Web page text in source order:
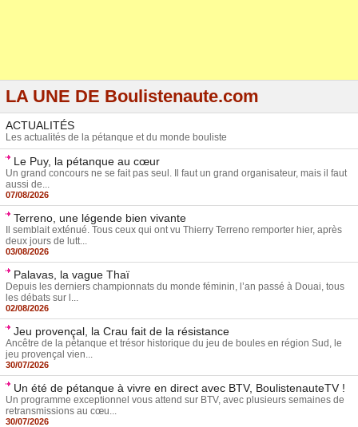
LA UNE DE Boulistenaute.com
ACTUALITÉS
Les actualités de la pétanque et du monde bouliste
Le Puy, la pétanque au cœur
Un grand concours ne se fait pas seul. Il faut un grand organisateur, mais il faut
aussi de...
07/08/2026
Terreno, une légende bien vivante
Il semblait exténué. Tous ceux qui ont vu Thierry Terreno remporter hier, après
deux jours de lutt...
03/08/2026
Palavas, la vague Thaï
Depuis les derniers championnats du monde féminin, l’an passé à Douai, tous
les débats sur l...
02/08/2026
Jeu provençal, la Crau fait de la résistance
Ancêtre de la pétanque et trésor historique du jeu de boules en région Sud, le
jeu provençal vien...
30/07/2026
Un été de pétanque à vivre en direct avec BTV, BoulistenauteTV !
Un programme exceptionnel vous attend sur BTV, avec plusieurs semaines de
retransmissions au cœu...
30/07/2026